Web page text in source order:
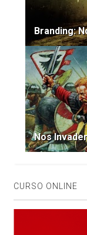
Branding:
Nos
CURSO ONLINE